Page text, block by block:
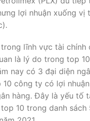
2021.
khoán lao dốc gần
làn sóng bán tháo ồ ạt
19 đầu tiên, đẩy VN-
năm, ở 662 điểm,
vượt đỉnh lịch sử. Ở thời
tháng 5/2021, VN-
hóa 50 công ty
USD (gần 3.360